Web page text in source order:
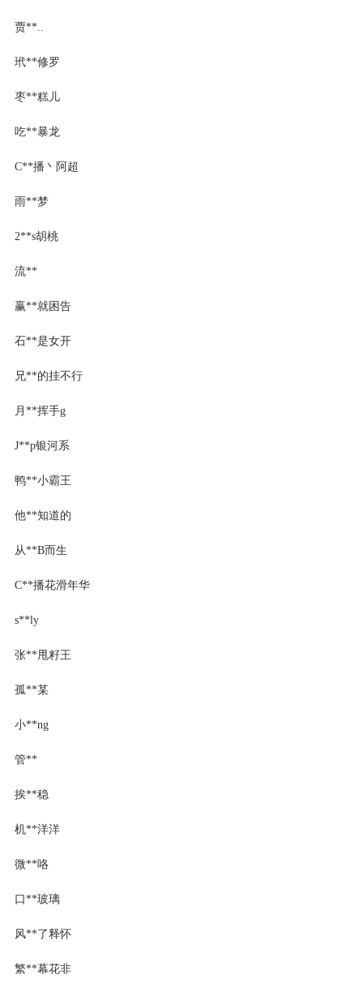
贾**..
玳**修罗
枣**糕儿
吃**暴龙
C**播丶阿超
雨**梦
2**s胡桃
流**
赢**就困告
石**是女开
兄**的挂不行
月**挥手g
J**p银河系
鸭**小霸王
他**知道的
从**B而生
C**播花滑年华
s**ly
张**甩籽王
孤**某
小**ng
管**
挨**稳
机**洋洋
微**咯
口**玻璃
风**了释怀
繁**幕花非